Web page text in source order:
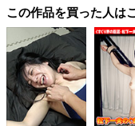
この作品を買った人は